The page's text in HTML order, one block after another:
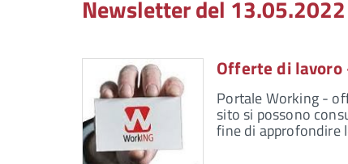
Newsletter del 13.05.2022
Offerte di
Portale Working -
sito si possono
fine di approfondire